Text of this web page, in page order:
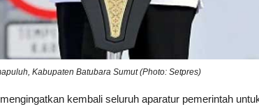
Kabupaten Batubara Sumut (Photo: Setpres)
kembali seluruh aparatur pemerintah